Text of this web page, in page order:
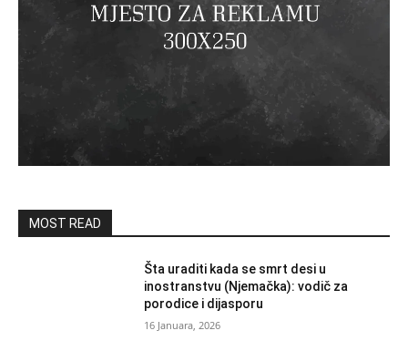
MOST READ
Šta uraditi kada se smrt desi u
inostranstvu (Njemačka): vodič za
porodice i dijasporu
16 Januara, 2026